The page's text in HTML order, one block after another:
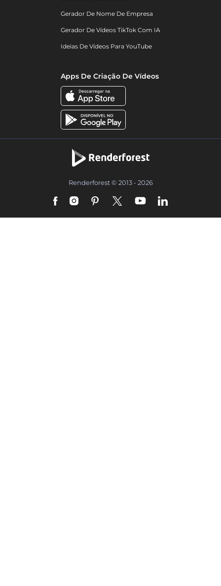
Gerador De Nome De Empresa
Gerador De Vídeos TikTok Com IA
Ideias De Vídeos Para YouTube
Apps De Criação De Vídeos
Renderforest © 2013 - 2026